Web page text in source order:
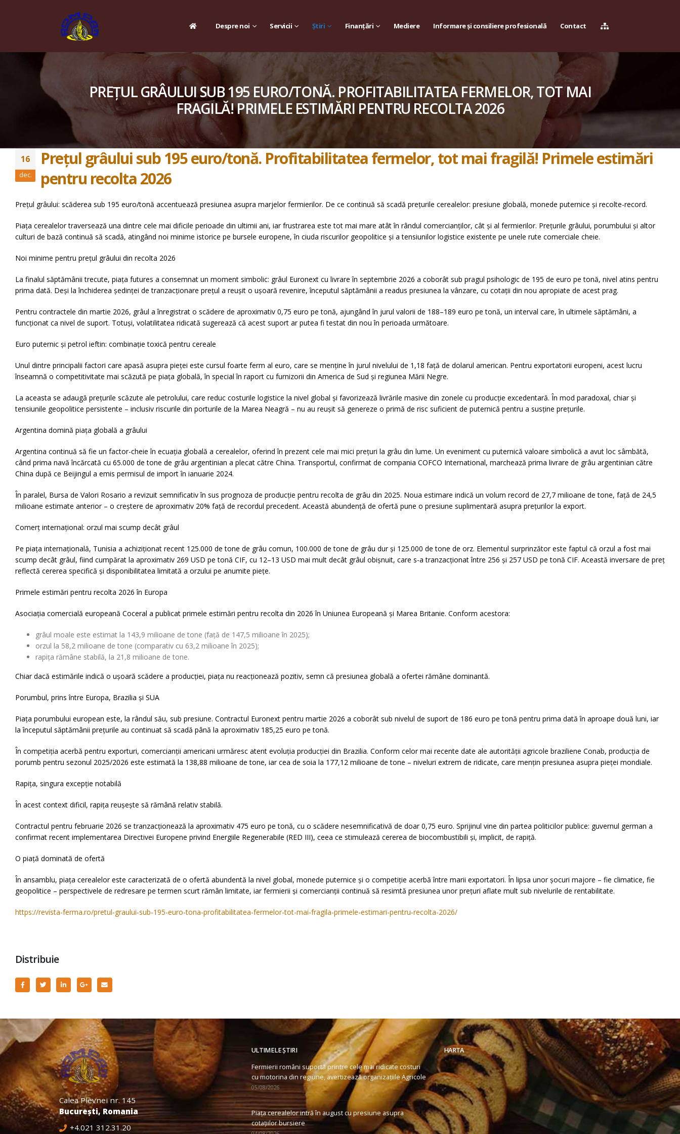
Despre noi Servicii Știri Finanțări Mediere Informare și consiliere profesională Contact
PREȚUL GRÂULUI SUB 195 EURO/TONĂ. PROFITABILITATEA FERMELOR, TOT MAI
FRAGILĂ! PRIMELE ESTIMĂRI PENTRU RECOLTA 2026
16
dec.
Prețul grâului sub 195 euro/tonă. Profitabilitatea fermelor, tot mai fragilă! Primele estimări
pentru recolta 2026
Prețul grâului: scăderea sub 195 euro/tonă accentuează presiunea asupra marjelor fermierilor. De ce continuă să scadă prețurile cerealelor: presiune globală, monede puternice și recolte-record.
Piața cerealelor traversează una dintre cele mai dificile perioade din ultimii ani, iar frustrarea este tot mai mare atât în rândul comercianților, cât și al fermierilor. Prețurile grâului, porumbului și altor
culturi de bază continuă să scadă, atingând noi minime istorice pe bursele europene, în ciuda riscurilor geopolitice și a tensiunilor logistice existente pe unele rute comerciale cheie.
Noi minime pentru prețul grâului din recolta 2026
La finalul săptămânii trecute, piața futures a consemnat un moment simbolic: grâul Euronext cu livrare în septembrie 2026 a coborât sub pragul psihologic de 195 de euro pe tonă, nivel atins pentru
prima dată. Deși la închiderea ședinței de tranzacționare prețul a reușit o ușoară revenire, începutul săptămânii a readus presiunea la vânzare, cu cotații din nou apropiate de acest prag.
Pentru contractele din martie 2026, grâul a înregistrat o scădere de aproximativ 0,75 euro pe tonă, ajungând în jurul valorii de 188–189 euro pe tonă, un interval care, în ultimele săptămâni, a
funcționat ca nivel de suport. Totuși, volatilitatea ridicată sugerează că acest suport ar putea fi testat din nou în perioada următoare.
Euro puternic și petrol ieftin: combinație toxică pentru cereale
Unul dintre principalii factori care apasă asupra pieței este cursul foarte ferm al euro, care se menține în jurul nivelului de 1,18 față de dolarul american. Pentru exportatorii europeni, acest lucru
înseamnă o competitivitate mai scăzută pe piața globală, în special în raport cu furnizorii din America de Sud și regiunea Mării Negre.
La aceasta se adaugă prețurile scăzute ale petrolului, care reduc costurile logistice la nivel global și favorizează livrările masive din zonele cu producție excedentară. În mod paradoxal, chiar și
tensiunile geopolitice persistente – inclusiv riscurile din porturile de la Marea Neagră – nu au reușit să genereze o primă de risc suficient de puternică pentru a susține prețurile.
Argentina domină piața globală a grâului
Argentina continuă să fie un factor-cheie în ecuația globală a cerealelor, oferind în prezent cele mai mici prețuri la grâu din lume. Un eveniment cu puternică valoare simbolică a avut loc sâmbătă,
când prima navă încărcată cu 65.000 de tone de grâu argentinian a plecat către China. Transportul, confirmat de compania COFCO International, marchează prima livrare de grâu argentinian către
China după ce Beijingul a emis permisul de import în ianuarie 2024.
În paralel, Bursa de Valori Rosario a revizuit semnificativ în sus prognoza de producție pentru recolta de grâu din 2025. Noua estimare indică un volum record de 27,7 milioane de tone, față de 24,5
milioane estimate anterior – o creștere de aproximativ 20% față de recordul precedent. Această abundență de ofertă pune o presiune suplimentară asupra prețurilor la export.
Comerț internațional: orzul mai scump decât grâul
Pe piața internațională, Tunisia a achiziționat recent 125.000 de tone de grâu comun, 100.000 de tone de grâu dur și 125.000 de tone de orz. Elementul surprinzător este faptul că orzul a fost mai
scump decât grâul, fiind cumpărat la aproximativ 269 USD pe tonă CIF, cu 12–13 USD mai mult decât grâul obișnuit, care s-a tranzacționat între 256 și 257 USD pe tonă CIF. Această inversare de preț
reflectă cererea specifică și disponibilitatea limitată a orzului pe anumite piețe.
Primele estimări pentru recolta 2026 în Europa
Asociația comercială europeană Coceral a publicat primele estimări pentru recolta din 2026 în Uniunea Europeană și Marea Britanie. Conform acestora:
grâul moale este estimat la 143,9 milioane de tone (față de 147,5 milioane în 2025);
orzul la 58,2 milioane de tone (comparativ cu 63,2 milioane în 2025);
rapița rămâne stabilă, la 21,8 milioane de tone.
Chiar dacă estimările indică o ușoară scădere a producției, piața nu reacționează pozitiv, semn că presiunea globală a ofertei rămâne dominantă.
Porumbul, prins între Europa, Brazilia și SUA
Piața porumbului european este, la rândul său, sub presiune. Contractul Euronext pentru martie 2026 a coborât sub nivelul de suport de 186 euro pe tonă pentru prima dată în aproape două luni, iar
la începutul săptămânii prețurile au continuat să scadă până la aproximativ 185,25 euro pe tonă.
În competiția acerbă pentru exporturi, comercianții americani urmăresc atent evoluția producției din Brazilia. Conform celor mai recente date ale autorității agricole braziliene Conab, producția de
porumb pentru sezonul 2025/2026 este estimată la 138,88 milioane de tone, iar cea de soia la 177,12 milioane de tone – niveluri extrem de ridicate, care mențin presiunea asupra pieței mondiale.
Rapița, singura excepție notabilă
În acest context dificil, rapița reușește să rămână relativ stabilă.
Contractul pentru februarie 2026 se tranzacționează la aproximativ 475 euro pe tonă, cu o scădere nesemnificativă de doar 0,75 euro. Sprijinul vine din partea politicilor publice: guvernul german a
confirmat recent implementarea Directivei Europene privind Energiile Regenerabile (RED III), ceea ce stimulează cererea de biocombustibili și, implicit, de rapiță.
O piață dominată de ofertă
În ansamblu, piața cerealelor este caracterizată de o ofertă abundentă la nivel global, monede puternice și o competiție acerbă între marii exportatori. În lipsa unor șocuri majore – fie climatice, fie
geopolitice – perspectivele de redresare pe termen scurt rămân limitate, iar fermierii și comercianții continuă să resimtă presiunea unor prețuri aflate mult sub nivelurile de rentabilitate.
https://revista-ferma.ro/pretul-graului-sub-195-euro-tona-profitabilitatea-fermelor-tot-mai-fragila-primele-estimari-pentru-recolta-2026/
Distribuie
Calea Plevnei nr. 145
București, Romania
+4.021 312.31.20
ULTIMELE ȘTIRI
Fermierii români suportă printre cele mai ridicate costuri
cu motorina din regiune, avertizează organizațiile Agricole
05/08/2026
Piața cerealelor intră în august cu presiune asupra
cotațiilor bursiere
HARTA